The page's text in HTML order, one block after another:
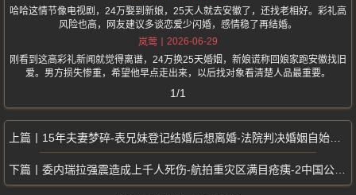
哈哈这情节像电视剧，24万娶到新娘，25天人就去安徽了，还找老相好。彩礼高
风险也高，网友建议多谈恋爱少闪婚，感情稳了再结婚。
岚莺
2026-06-29
刚看到这高彩礼新闻就觉得离谱，24万换25天婚姻，新娘谎称回娘家跑安徽找旧
爱。男方损失惨重，希望他早点走出来，以后找对象看清楚人品最重要。
1/1
15年夫妻梦碎-表兄妹登记结婚后想离婚-法院判决婚姻自始无效
委内瑞拉强震造成上千人死伤-航拍重灾区满目疮痍-2中国公民不幸遇难